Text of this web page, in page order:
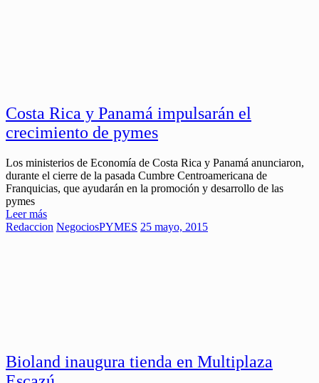
Costa Rica y Panamá impulsarán el
crecimiento de pymes
Los ministerios de Economía de Costa Rica y Panamá anunciaron,
durante el cierre de la pasada Cumbre Centroamericana de
Franquicias, que ayudarán en la promoción y desarrollo de las
pymes
Leer más
Redaccion NegociosPYMES 25 mayo, 2015
Bioland inaugura tienda en Multiplaza